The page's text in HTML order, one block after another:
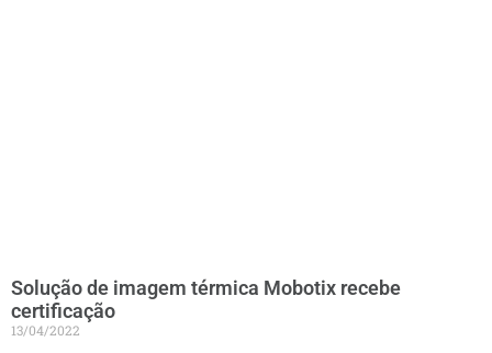
Solução de imagem térmica Mobotix recebe
certificação
13/04/2022